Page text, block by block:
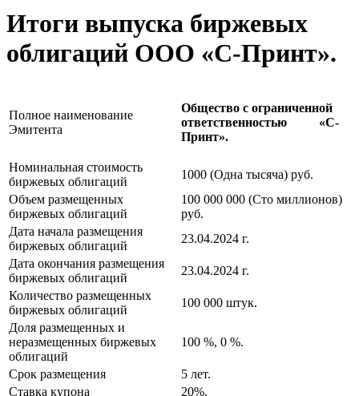
Итоги выпуска биржевых
облигаций ООО «С-Принт».
Полное наименование
Эмитента
Общество с ограниченной
ответственностью «С-
Принт».
Номинальная стоимость
биржевых облигаций
1000 (Одна тысяча) руб.
Объем размещенных
биржевых облигаций
100 000 000 (Сто миллионов)
руб.
Дата начала размещения
биржевых облигаций
23.04.2024 г.
Дата окончания размещения
биржевых облигаций
23.04.2024 г.
Количество размещенных
биржевых облигаций
100 000 штук.
Доля размещенных и
неразмещенных биржевых
облигаций
100 %, 0 %.
Срок размещения
5 лет.
Ставка купона
20%.